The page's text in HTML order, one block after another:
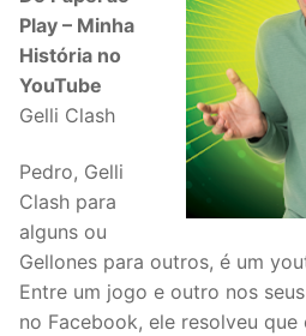
Play – Minha
História no
YouTube
Gelli Clash
Pedro, Gelli
Clash para
alguns ou
Gellones para outros, é um
Entre um jogo e outro nos
no Facebook, ele resolveu